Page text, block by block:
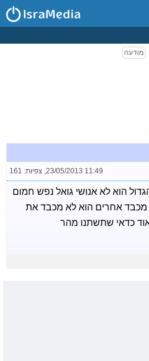
23/05/2013 11:49
, צפיות: 161
הוא לא אנושי גואל נפש חמום
מכבד אחרים הוא לא מכבד את
כדאי שתשתנו מהר